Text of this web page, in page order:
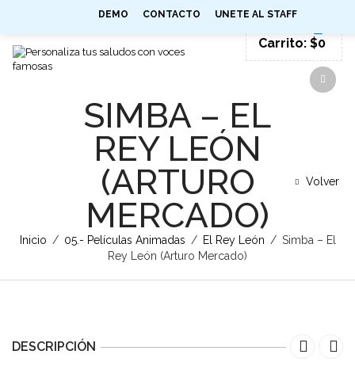
DEMO CONTACTO UNETE AL STAFFSIGN IN
Carrito: $0
SIMBA – EL
REY LEÓN
(ARTURO
MERCADO)
Inicio / 05.- Películas Animadas / El Rey León / Simba – El
Rey León (Arturo Mercado)
Volver
DESCRIPCIÓN